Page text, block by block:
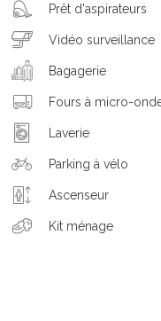
Prêt d'aspirateurs
Vidéo surveillance
Bagagerie
Fours à micro-
Laverie
Parking à vélo
Ascenseur
Kit ménage